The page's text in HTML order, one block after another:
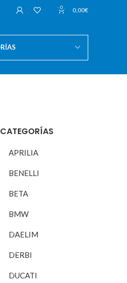
0 0,00€
CATEGORÍAS
APRILIA
BENELLI
BETA
BMW
DAELIM
DERBI
DUCATI